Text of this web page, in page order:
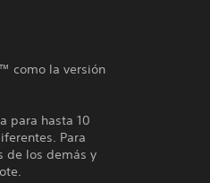
como la versión
para hasta 10
Para
de los demás y